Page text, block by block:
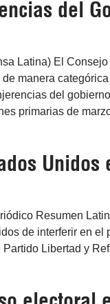
del
Latina) El
manera
del
primarias de
Unidos
Resumen
de interferir en el
Libertad y